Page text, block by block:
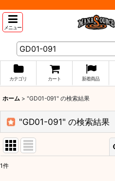
メニュー
カテゴリ カート 新着商品
ホーム > "GD01-091" の検索結果
"GD01-091" の検索結果
1件